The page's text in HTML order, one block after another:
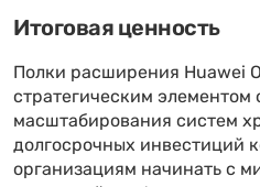
Итоговая ценность
Полки расширения Huawei
стратегическим элементом
масштабирования систем
долгосрочных инвестиций
организациям начинать с